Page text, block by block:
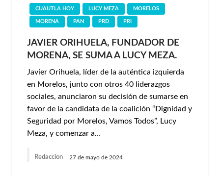
CUAUTLA HOY LUCY MEZA MORELOS
MORENA PAN PRD PRI
JAVIER ORIHUELA, FUNDADOR DE
MORENA, SE SUMA A LUCY MEZA.
Javier Orihuela, líder de la auténtica izquierda
en Morelos, junto con otros 40 liderazgos
sociales, anunciaron su decisión de sumarse en
favor de la candidata de la coalición “Dignidad y
Seguridad por Morelos, Vamos Todos”, Lucy
Meza, y comenzar a…
Redaccion 27 de mayo de 2024